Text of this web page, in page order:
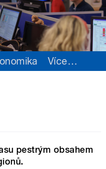
Více…
pestrým obsahem